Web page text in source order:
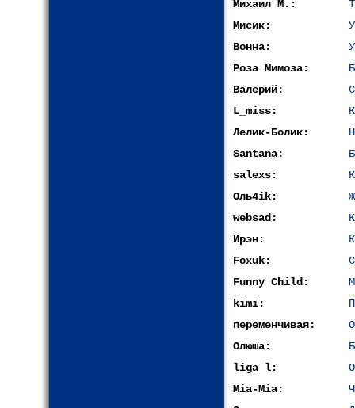
Михаил М.:
Мисик:
Вонна:
Роза Мимоза:
Валерий:
L_miss:
Лелик-Болик:
Santana:
salexs:
Оль4ik:
websad:
Ирэн:
Foxuk:
Funny Child:
kimi:
переменчивая:
Олюша:
liga l:
Mia-Mia: